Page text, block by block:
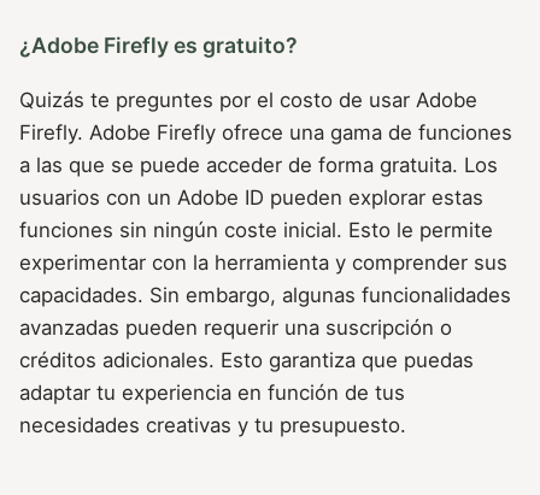
¿Adobe Firefly es gratuito?
Quizás te preguntes por el costo de usar Adobe
Firefly. Adobe Firefly ofrece una gama de funciones
a las que se puede acceder de forma gratuita. Los
usuarios con un Adobe ID pueden explorar estas
funciones sin ningún coste inicial. Esto le permite
experimentar con la herramienta y comprender sus
capacidades. Sin embargo, algunas funcionalidades
avanzadas pueden requerir una suscripción o
créditos adicionales. Esto garantiza que puedas
adaptar tu experiencia en función de tus
necesidades creativas y tu presupuesto.